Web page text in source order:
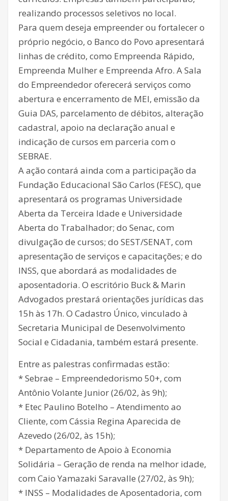
realizando processos seletivos no local.
Para quem deseja empreender ou fortalecer o
próprio negócio, o Banco do Povo apresentará
linhas de crédito, como Empreenda Rápido,
Empreenda Mulher e Empreenda Afro. A Sala
do Empreendedor oferecerá serviços como
abertura e encerramento de MEI, emissão da
Guia DAS, parcelamento de débitos, alteração
cadastral, apoio na declaração anual e
indicação de cursos em parceria com o
SEBRAE.
A ação contará ainda com a participação da
Fundação Educacional São Carlos (FESC), que
apresentará os programas Universidade
Aberta da Terceira Idade e Universidade
Aberta do Trabalhador; do Senac, com
divulgação de cursos; do SEST/SENAT, com
apresentação de serviços e capacitações; e do
INSS, que abordará as modalidades de
aposentadoria. O escritório Buck & Marin
Advogados prestará orientações jurídicas das
15h às 17h. O Cadastro Único, vinculado à
Secretaria Municipal de Desenvolvimento
Social e Cidadania, também estará presente.
Entre as palestras confirmadas estão:
* Sebrae – Empreendedorismo 50+, com
Antônio Volante Junior (26/02, às 9h);
* Etec Paulino Botelho – Atendimento ao
Cliente, com Cássia Regina Aparecida de
Azevedo (26/02, às 15h);
* Departamento de Apoio à Economia
Solidária – Geração de renda na melhor idade,
com Caio Yamazaki Saravalle (27/02, às 9h);
* INSS – Modalidades de Aposentadoria, com